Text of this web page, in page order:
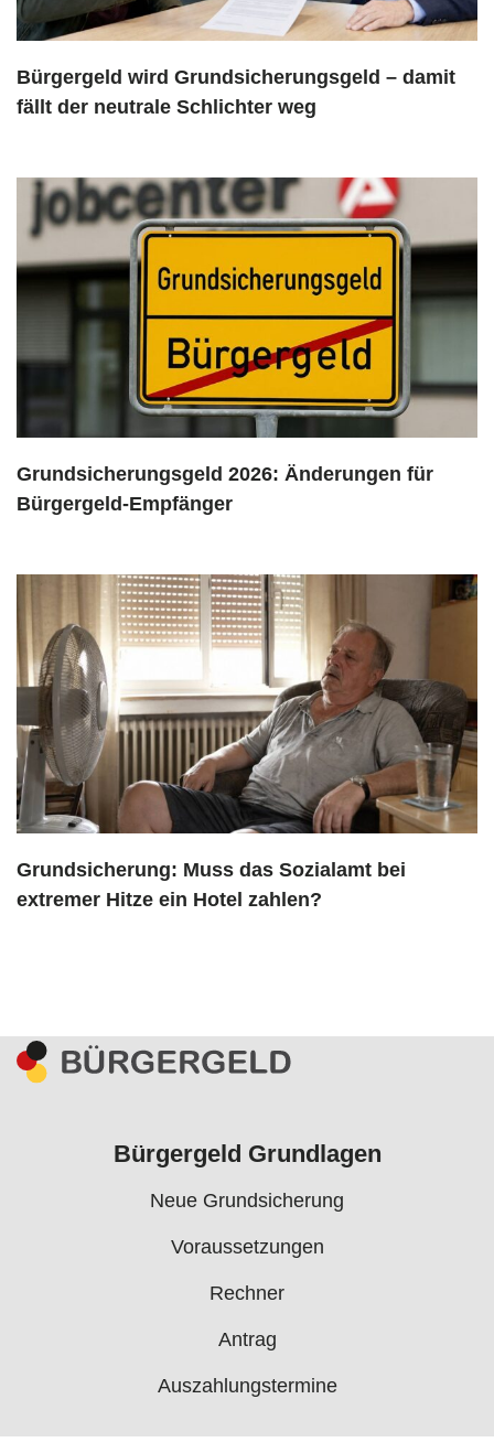
Bürgergeld wird Grundsicherungsgeld – damit
fällt der neutrale Schlichter weg
Grundsicherungsgeld 2026: Änderungen für
Bürgergeld-Empfänger
Grundsicherung: Muss das Sozialamt bei
extremer Hitze ein Hotel zahlen?
Bürgergeld Grundlagen
Neue Grundsicherung
Voraussetzungen
Rechner
Antrag
Auszahlungstermine